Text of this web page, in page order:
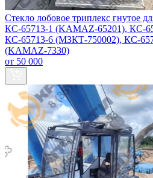
Стекло лобовое триплекс гнутое
КС-65713-1 (KAMAZ-65201), КС-
КС-65713-6 (МЗКТ-750002), КС-
(KAMAZ-7330)
от 50 000